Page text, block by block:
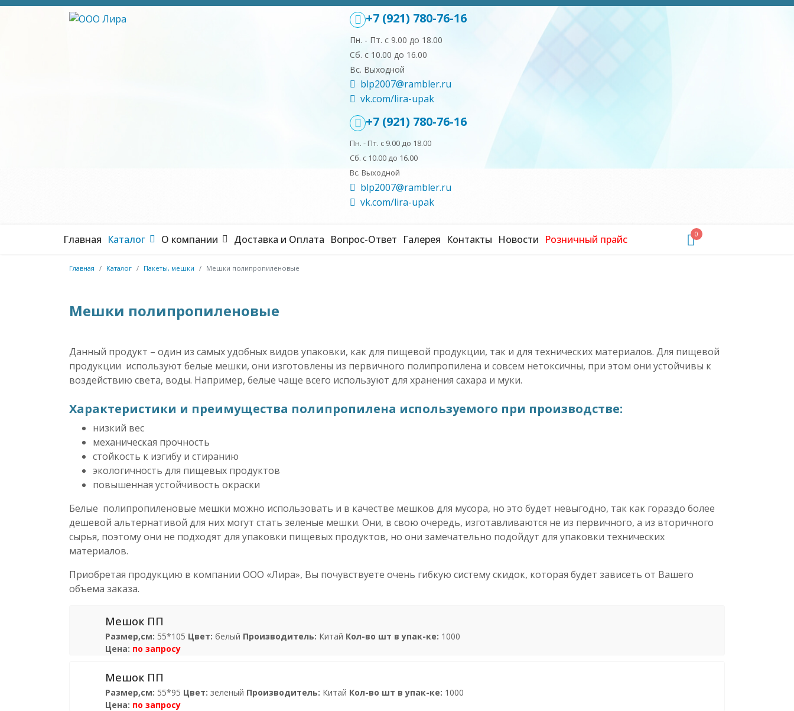
+7 (921) 780-76-16
Пн. - Пт. с 9.00 до 18.00
Сб. с 10.00 до 16.00
Вс. Выходной
blp2007@rambler.ru
vk.com/lira-upak
+7 (921) 780-76-16
Пн. - Пт. с 9.00 до 18.00
Сб. с 10.00 до 16.00
Вс. Выходной
blp2007@rambler.ru
vk.com/lira-upak
Главная Каталог О компании Доставка и Оплата Вопрос-Ответ Галерея Контакты Новости Розничный прайс 0
Главная Каталог Пакеты, мешки Мешки полипропиленовые
Мешки полипропиленовые
Данный продукт – один из самых удобных видов упаковки, как для пищевой продукции, так и для технических материалов. Для пищевой
продукции используют белые мешки, они изготовлены из первичного полипропилена и совсем нетоксичны, при этом они устойчивы к
воздействию света, воды. Например, белые чаще всего используют для хранения сахара и муки.
Характеристики и преимущества полипропилена используемого при производстве:
низкий вес
механическая прочность
стойкость к изгибу и стиранию
экологичность для пищевых продуктов
повышенная устойчивость окраски
Белые полипропиленовые мешки можно использовать и в качестве мешков для мусора, но это будет невыгодно, так как гораздо более
дешевой альтернативой для них могут стать зеленые мешки. Они, в свою очередь, изготавливаются не из первичного, а из вторичного
сырья, поэтому они не подходят для упаковки пищевых продуктов, но они замечательно подойдут для упаковки технических
материалов.
Приобретая продукцию в компании ООО «Лира», Вы почувствуете очень гибкую систему скидок, которая будет зависеть от Вашего
объема заказа.
Мешок ПП
Размер,см: 55*105 Цвет: белый Производитель: Китай Кол-во шт в упак-ке: 1000
Цена: по запросу
Мешок ПП
Размер,см: 55*95 Цвет: зеленый Производитель: Китай Кол-во шт в упак-ке: 1000
Цена: по запросу